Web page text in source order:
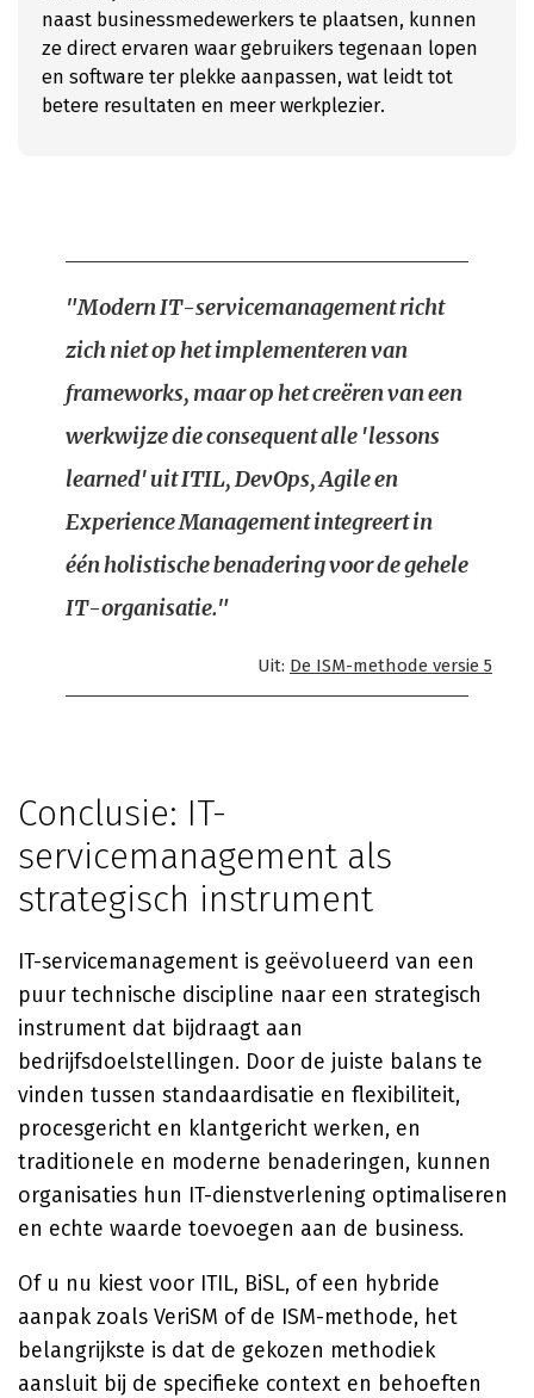
naast businessmedewerkers te plaatsen, kunnen
ze direct ervaren waar gebruikers tegenaan lopen
en software ter plekke aanpassen, wat leidt tot
betere resultaten en meer werkplezier.
"Modern IT-servicemanagement richt
zich niet op het implementeren van
frameworks, maar op het creëren van een
werkwijze die consequent alle 'lessons
learned' uit ITIL, DevOps, Agile en
Experience Management integreert in
één holistische benadering voor de gehele
IT-organisatie."
Uit: De ISM-methode versie 5
Conclusie: IT-
servicemanagement als
strategisch instrument
IT-servicemanagement is geëvolueerd van een
puur technische discipline naar een strategisch
instrument dat bijdraagt aan
bedrijfsdoelstellingen. Door de juiste balans te
vinden tussen standaardisatie en flexibiliteit,
procesgericht en klantgericht werken, en
traditionele en moderne benaderingen, kunnen
organisaties hun IT-dienstverlening optimaliseren
en echte waarde toevoegen aan de business.
Of u nu kiest voor ITIL, BiSL, of een hybride
aanpak zoals VeriSM of de ISM-methode, het
belangrijkste is dat de gekozen methodiek
aansluit bij de specifieke context en behoeften